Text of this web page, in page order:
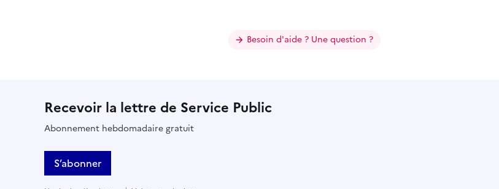
Besoin d'aide ? Une question ?
Recevoir la lettre de Service Public
Abonnement hebdomadaire gratuit
S’abonner